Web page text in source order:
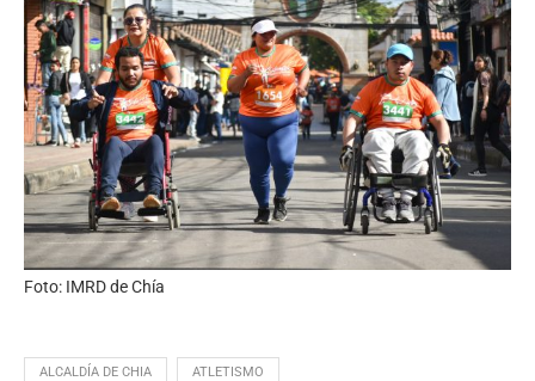
Foto: IMRD de Chía
ALCALDÍA DE CHIA ATLETISMO